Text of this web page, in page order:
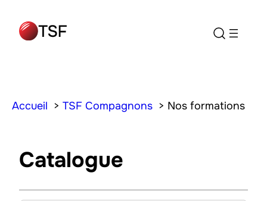
contenu
Accueil TSF Compagnons Nos formations
Catalogue